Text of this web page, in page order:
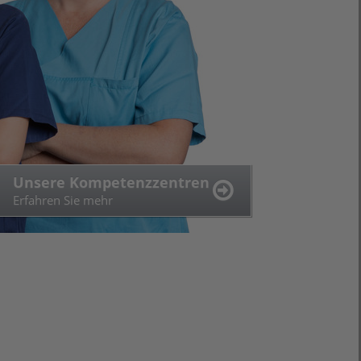
Unsere Kompetenzzentren
Erfahren Sie mehr
Beruf(ung) Pflege
Erfahren Sie mehr